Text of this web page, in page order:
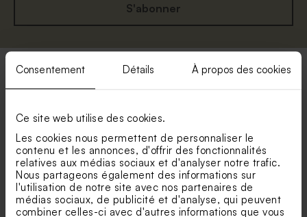
Consentement Détails À propos des cookies
Ce site web utilise des cookies.
Les cookies nous permettent de personnaliser le
contenu et les annonces, d'offrir des fonctionnalités
relatives aux médias sociaux et d'analyser notre trafic.
Nous partageons également des informations sur
l'utilisation de notre site avec nos partenaires de
médias sociaux, de publicité et d'analyse, qui peuvent
combiner celles-ci avec d'autres informations que vous
S'abonner
Vos catégories préférées
Faire-part naissance petit prix
Faire part naissance fille
Faire part naissance garçon